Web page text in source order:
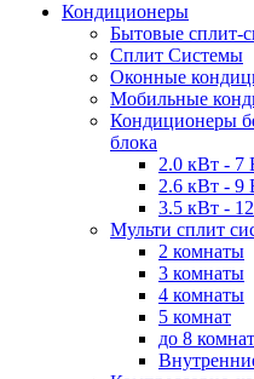
Кондиционеры
Бытовые сплит-
Сплит Системы
Оконные
Мобильные
Кондиционеры
блока
2.0 кВт - 7
2.6 кВт - 9
3.5 кВт -
Мульти сплит
2 комнаты
3 комнаты
4 комнаты
5 комнат
до 8 комнат